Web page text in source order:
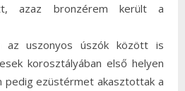
azaz bronzérem került a
az uszonyos úszók között is
korosztályában első helyen
ezüstérmet akasztottak a